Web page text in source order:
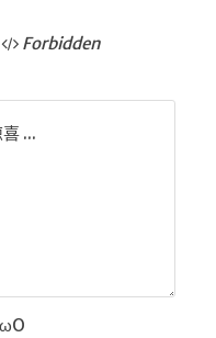
Forbidden
...